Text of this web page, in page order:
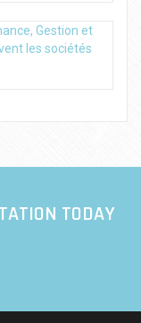
Gestion et
les sociétés
TODAY